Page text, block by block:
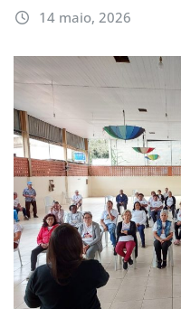
14 maio, 2026